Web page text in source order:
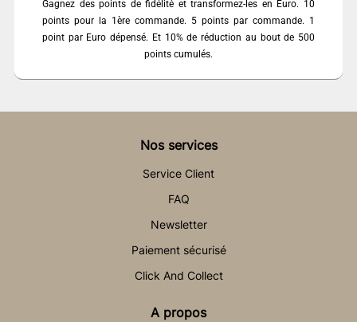
Gagnez des points de fidélité et transformez-les en Euro. 10
points pour la 1ère commande. 5 points par commande. 1
point par Euro dépensé. Et 10% de réduction au bout de 500
points cumulés.
Nos services
Service Client
FAQ
Newsletter
Paiement sécurisé
Click And Collect
A propos